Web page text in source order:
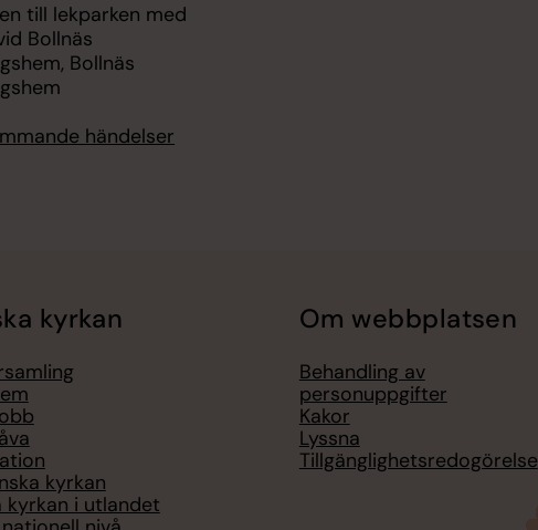
till lekparken med
Bollnäs
Bollnäs
händelser
kyrkan
kyrkan
kyrkan i utlandet
Om webbplatsen
Behandling av
personuppgifter
Kakor
Lyssna
Tillgänglighetsredogörelse